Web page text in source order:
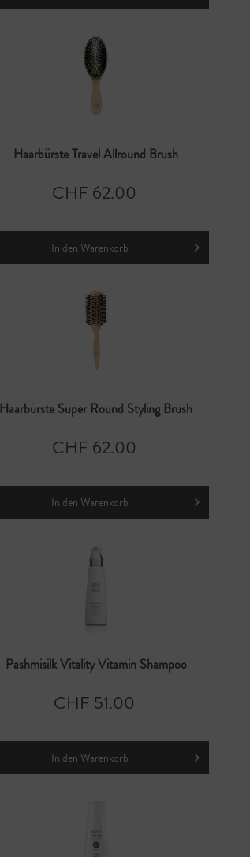
Haarbürste Travel Allround Brush
CHF 62.00
In den Warenkorb
Haarbürste Super Round Styling Brush
CHF 62.00
In den Warenkorb
Pashmisilk Vitality Vitamin Shampoo
CHF 51.00
In den Warenkorb